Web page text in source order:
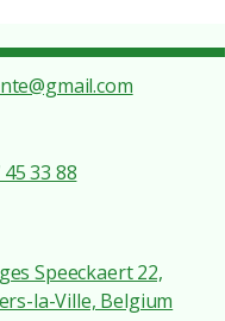
33 88
Speeckaert 22,
la-Ville, Belgium